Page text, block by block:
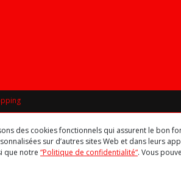
des cookies fonctionnels qui assurent le bon
sur d’autres sites Web et dans leurs
que notre “Politique de confidentialité“. Vous